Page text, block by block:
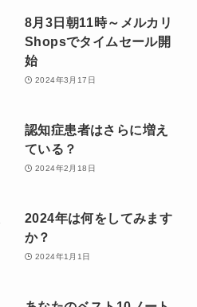
8月3日朝11時～メルカリ
Shopsでタイムセール開
始
2024年3月17日
認知症患者はさらに増え
ている？
2024年2月18日
2024年は何をしてみます
か？
2024年1月1日